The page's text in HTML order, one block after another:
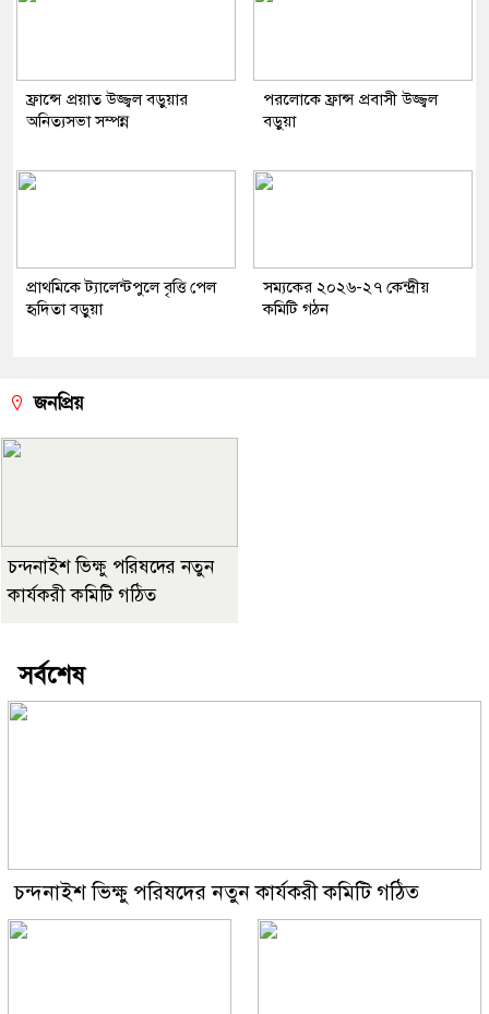
ফ্রান্সে প্রয়াত উজ্জ্বল বড়ুয়ার
অনিত্যসভা সম্পন্ন
পরলোকে ফ্রান্স প্রবাসী উজ্জ্বল
বড়ুয়া
প্রাথমিকে ট্যালেন্টপুলে বৃত্তি পেল
হৃদিতা বড়ুয়া
সম্যকের ২০২৬-২৭ কেন্দ্রীয়
কমিটি গঠন
জনপ্রিয়
চন্দনাইশ ভিক্ষু পরিষদের নতুন
কার্যকরী কমিটি গঠিত
সর্বশেষ
চন্দনাইশ ভিক্ষু পরিষদের নতুন কার্যকরী কমিটি গঠিত